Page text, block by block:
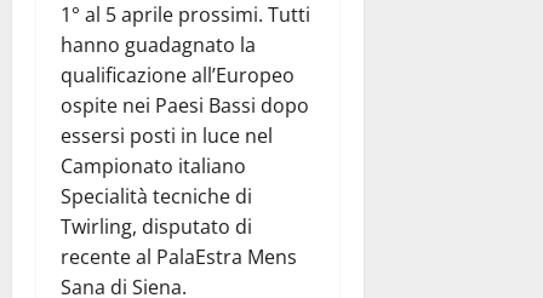
1° al 5 aprile prossimi. Tutti
hanno guadagnato la
qualificazione all’Europeo
ospite nei Paesi Bassi dopo
essersi posti in luce nel
Campionato italiano
Specialità tecniche di
Twirling, disputato di
recente al PalaEstra Mens
Sana di Siena.